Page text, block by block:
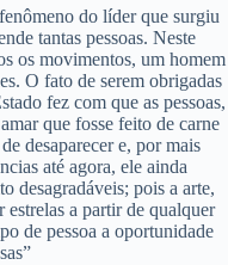
do líder que surgiu
tantas pessoas. Neste
os movimentos, um homem
O fato de serem obrigadas
fez com que as pessoas,
que fosse feito de carne
desaparecer e, por mais
até agora, ele ainda
desagradáveis; pois a arte,
a partir de qualquer
de pessoa a oportunidade